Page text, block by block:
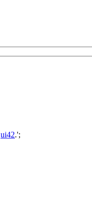
ui42.';